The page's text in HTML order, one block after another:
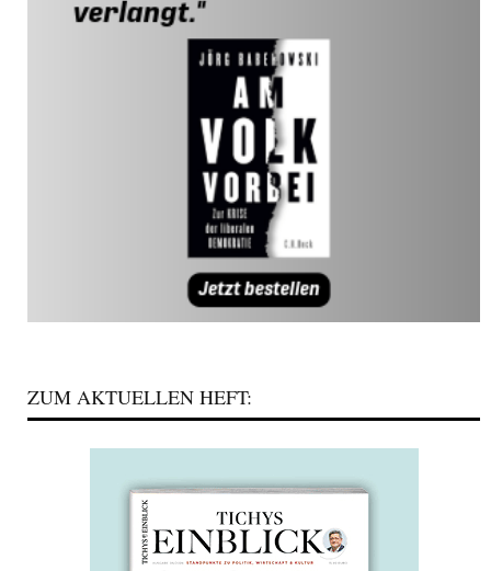
ZUM AKTUELLEN HEFT: